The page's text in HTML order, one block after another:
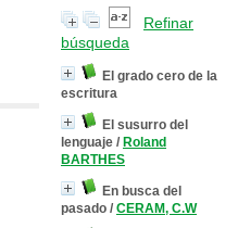
Refinar
búsqueda
El grado cero de la
escritura
El susurro del
lenguaje / Roland
BARTHES
En busca del
pasado / CERAM, C.W